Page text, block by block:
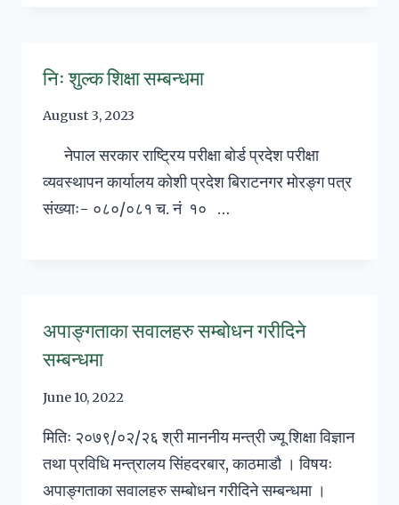
निः शुल्क शिक्षा सम्बन्धमा
August 3, 2023
नेपाल सरकार राष्ट्रिय परीक्षा बोर्ड प्रदेश परीक्षा
व्यवस्थापन कार्यालय कोशी प्रदेश बिराटनगर मोरङ्ग पत्र
संख्याः- ०८०/०८१ च. नं १० …
अपाङ्गताका सवालहरु सम्बोधन गरीदिने
सम्बन्धमा
June 10, 2022
मितिः २०७९/०२/२६ श्री माननीय मन्त्री ज्यू शिक्षा विज्ञान
तथा प्रविधि मन्त्रालय सिंहदरबार, काठमाडौ । विषयः
अपाङ्गताका सवालहरु सम्बोधन गरीदिने सम्बन्धमा ।